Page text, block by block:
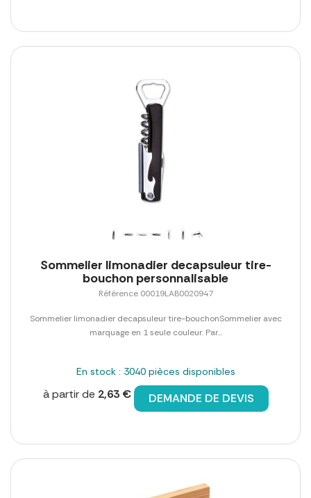
Sommelier limonadier decapsuleur tire-
bouchon personnalisable
Référence 00019LAB0020947
Sommelier limonadier decapsuleur tire-bouchonSommelier avec
marquage en 1 seule couleur. Par...
En stock : 3040 pièces disponibles
à partir de 2,63 € DEMANDE DE DEVIS